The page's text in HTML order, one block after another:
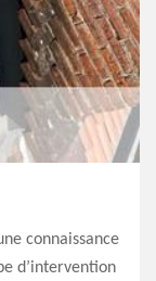
connaissance
d’intervention